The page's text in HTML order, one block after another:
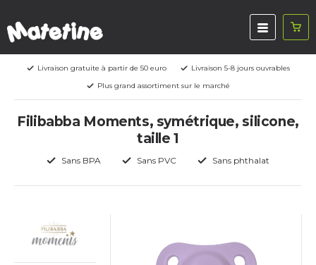
Livraison gratuite à partir de 50 euro
Livraison 5-8 jours ouvrables
Plus grand assortiment sur le marché
Filibabba Moments, symétrique, silicone,
taille 1
Sans BPA Sans PVC Sans phthalat